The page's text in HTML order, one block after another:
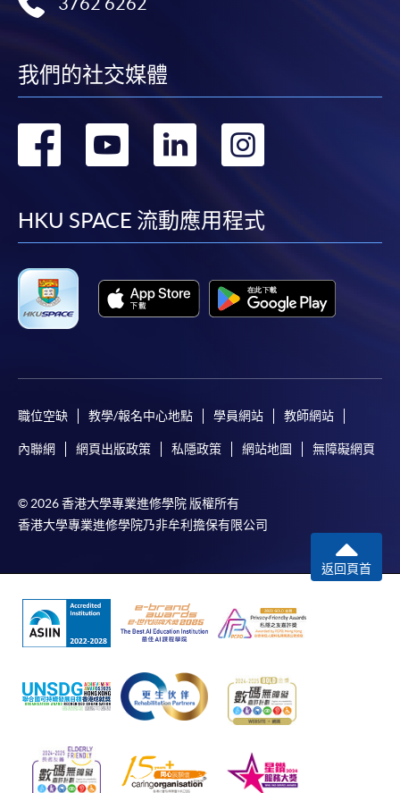
心或以郵遞方式，遞交「通知」及繳交所需費用。
何疑問，請詳閱個別課程資料，或聯絡有關課程負責
人或報名中心。
課程/科目報名注意事項:
Google Chrome瀏覽器。
必須重新開始整個申請程序。
網上報名只支援「提早報讀優惠」。如需享用其他
報讀優惠，請親臨學院的報名中心報名。
統處理上為兩個不同的程序，成功付款並不保證成
快與 閣下聯絡。
申請人應注意，不論親身或網上報讀，相同的課
在網上報名過程中，付款成功後，網頁將顯示付款
確認。另外，確認電子郵件亦會發送到 閣下的電
子郵件帳戶。請保留確定回條作日後查詢用途。
除特殊情況(例如課程因報名人數不足而被取消)及
如須甄選入學，則正式收據並不可作為 閣下已獲
取錄的證明。學院將在截止報名日期後儘快通知申
學費。
免責聲明
我們的社交媒體
轉
facebook
轉
youtube
轉
linkedin
轉
HKU SPACE 流動應用程式
職位空缺 教學/報名中心地點 學員網站 教師網站
內聯網 網頁出版政策 私隱政策 網站地圖 無障礙網頁
© 2026 香港大學專業進修學院 版權所有
香港大學專業進修學院乃非牟利擔保有限公司
返回頁首